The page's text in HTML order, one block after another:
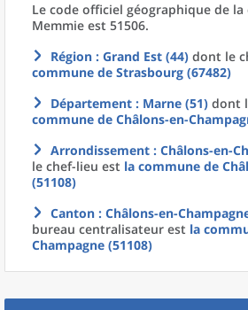
Le code officiel géographique de la
Memmie est 51506.
Région : Grand Est (44) dont le
commune de Strasbourg (67482)
Département : Marne (51) dont
commune de Châlons-en-
Arrondissement : Châlons-en-
le chef-lieu est la commune de
(51108)
Canton : Châlons-en-
bureau centralisateur est la
Champagne (51108)